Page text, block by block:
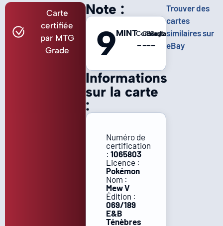
Carte
certifiée
par MTG
Grade
Informations
sur la carte
:
Numéro de
certification
: 1065803
Licence :
Pokémon
Nom :
Mew V
Édition :
069/189
E&B
Ténèbres
Note :
9MINTCentrage
-
Coins
-
Bords
-
Surface
-
Trouver des
cartes
similaires sur
eBay